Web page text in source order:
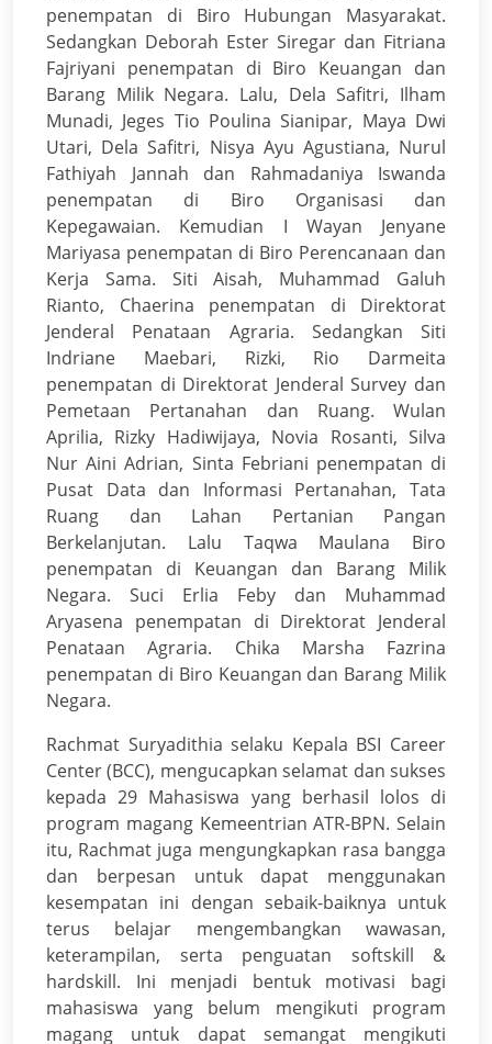
penempatan di Biro Hubungan Masyarakat.
Sedangkan Deborah Ester Siregar dan Fitriana
Fajriyani penempatan di Biro Keuangan dan
Barang Milik Negara. Lalu, Dela Safitri, Ilham
Munadi, Jeges Tio Poulina Sianipar, Maya Dwi
Utari, Dela Safitri, Nisya Ayu Agustiana, Nurul
Fathiyah Jannah dan Rahmadaniya Iswanda
penempatan di Biro Organisasi dan
Kepegawaian. Kemudian I Wayan Jenyane
Mariyasa penempatan di Biro Perencanaan dan
Kerja Sama. Siti Aisah, Muhammad Galuh
Rianto, Chaerina penempatan di Direktorat
Jenderal Penataan Agraria. Sedangkan Siti
Indriane Maebari, Rizki, Rio Darmeita
penempatan di Direktorat Jenderal Survey dan
Pemetaan Pertanahan dan Ruang. Wulan
Aprilia, Rizky Hadiwijaya, Novia Rosanti, Silva
Nur Aini Adrian, Sinta Febriani penempatan di
Pusat Data dan Informasi Pertanahan, Tata
Ruang dan Lahan Pertanian Pangan
Berkelanjutan. Lalu Taqwa Maulana Biro
penempatan di Keuangan dan Barang Milik
Negara. Suci Erlia Feby dan Muhammad
Aryasena penempatan di Direktorat Jenderal
Penataan Agraria. Chika Marsha Fazrina
penempatan di Biro Keuangan dan Barang Milik
Negara.
Rachmat Suryadithia selaku Kepala BSI Career
Center (BCC), mengucapkan selamat dan sukses
kepada 29 Mahasiswa yang berhasil lolos di
program magang Kemeentrian ATR-BPN. Selain
itu, Rachmat juga mengungkapkan rasa bangga
dan berpesan untuk dapat menggunakan
kesempatan ini dengan sebaik-baiknya untuk
terus belajar mengembangkan wawasan,
keterampilan, serta penguatan softskill &
hardskill. Ini menjadi bentuk motivasi bagi
mahasiswa yang belum mengikuti program
magang untuk dapat semangat mengikuti